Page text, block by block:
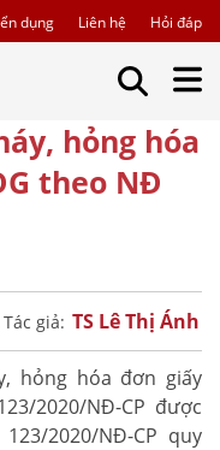
dụng Liên hệ Hỏi đáp
hỏng hóa
theo NĐ
Tác giả: TS Lê Thị Ánh
hỏng hóa đơn giấy
2020/NĐ-CP được
2020/NĐ-CP quy